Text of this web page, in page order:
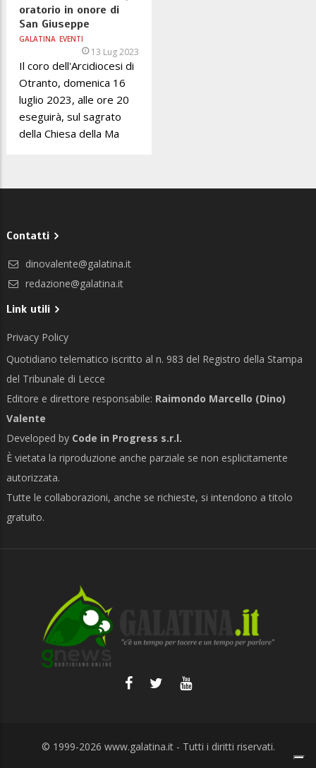
oratorio in onore di
San Giuseppe
GALATINA EVENTI
13 Lug 2023
Il coro dell'Arcidiocesi di
Otranto, domenica 16
luglio 2023, alle ore 20
eseguirà, sul sagrato
della Chiesa della Ma
Contatti
dinovalente@galatina.it
redazione@galatina.it
Link utili
Privacy Policy
Quotidiano telematico iscritto al n. 983 del Registro della Stampa
del Tribunale di Lecce
Editore e direttore responsabile: Raimondo Marcello (Dino)
Valente
Developed by Code in Progress s.r.l.
È vietata la riproduzione anche parziale se non esplicitamente
autorizzata.
Tutte le collaborazioni, anche se richieste, si intendono a titolo
gratuito.
© 1999-2026 www.galatina.it- Tutti i diritti riservati.